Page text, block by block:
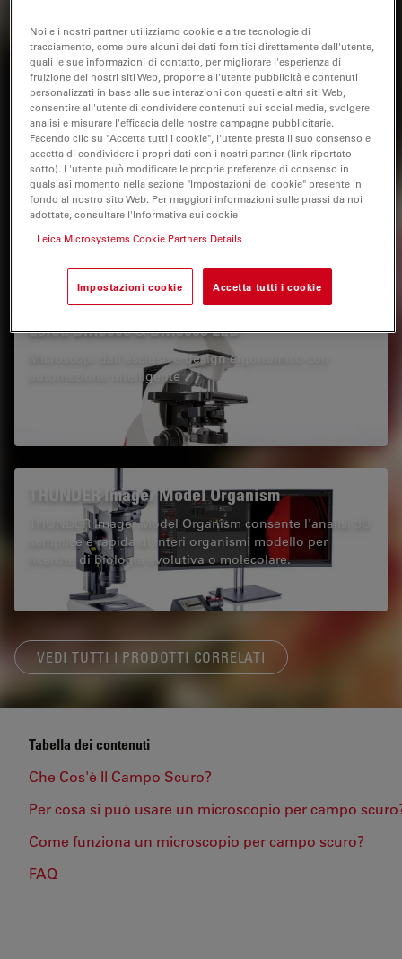
Imaging per live cell Microscopia Campo Chiaro
La ricerca Life Sciences Microscopia industriale
Tecniche di microscopia di base Basi di microscopia
Microscopia a Campo Chiaro Upright Microscopy
Inverted Microscopy
Prodotti correlati
Leica DM3000 & DM3000 LED
Microscopi dall'esclusivo design ergonomico con
automazione intelligente
THUNDER Imager Model Organism
THUNDER Imager Model Organism consente l'analisi 3D
semplice e rapida di interi organismi modello per
ricerche di biologia evolutiva o molecolare.
VEDI TUTTI I PRODOTTI CORRELATI
Tabella dei contenuti
Che Cos'è Il Campo Scuro?
Per cosa si può usare un microscopio per campo
Come funziona un microscopio per campo scuro?
FAQ
Noi e i nostri partner utilizziamo cookie e altre tecnologie di
tracciamento, come pure alcuni dei dati fornitici direttamente dall'utente,
quali le sue informazioni di contatto, per migliorare l'esperienza di
fruizione dei nostri siti Web, proporre all'utente pubblicità e contenuti
personalizzati in base alle sue interazioni con questi e altri siti Web,
consentire all'utente di condividere contenuti sui social media, svolgere
analisi e misurare l'efficacia delle nostre campagne pubblicitarie.
Facendo clic su "Accetta tutti i cookie", l'utente presta il suo consenso e
accetta di condividere i propri dati con i nostri partner (link riportato
sotto). L'utente può modificare le proprie preferenze di consenso in
qualsiasi momento nella sezione "Impostazioni dei cookie" presente in
fondo al nostro sito Web. Per maggiori informazioni sulle prassi da noi
adottate, consultare l'Informativa sui cookie
Leica Microsystems Cookie Partners Details
Impostazioni cookie Accetta tutti i cookie